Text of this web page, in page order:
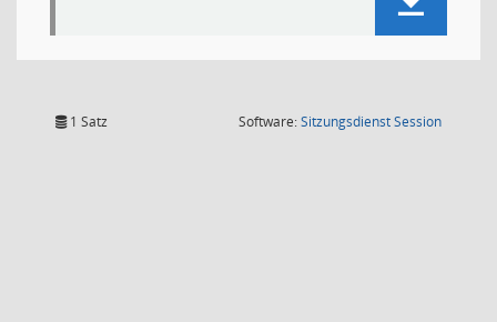
1 Satz Software:SitzungsdienstSession(Wird in